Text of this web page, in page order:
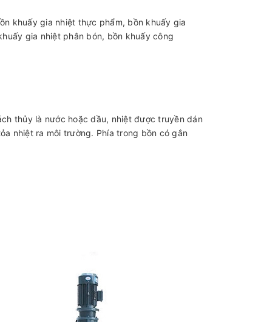
khuấy gia nhiệt thực phẩm, bồn khuấy gia
gia nhiệt phân bón, bồn khuấy công
thủy là nước hoặc dầu, nhiệt được truyền dán
nhiệt ra môi trường. Phía trong bồn có gắn